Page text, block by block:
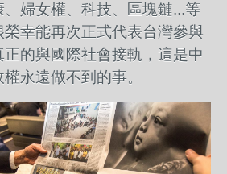
婦女權、科技、區塊鏈...等
幸能再次正式代表台灣參與
的與國際社會接軌，這是中
永遠做不到的事。